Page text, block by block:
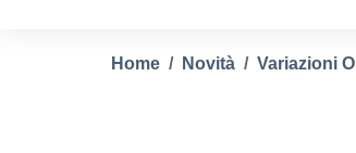
Home Novità Variazioni